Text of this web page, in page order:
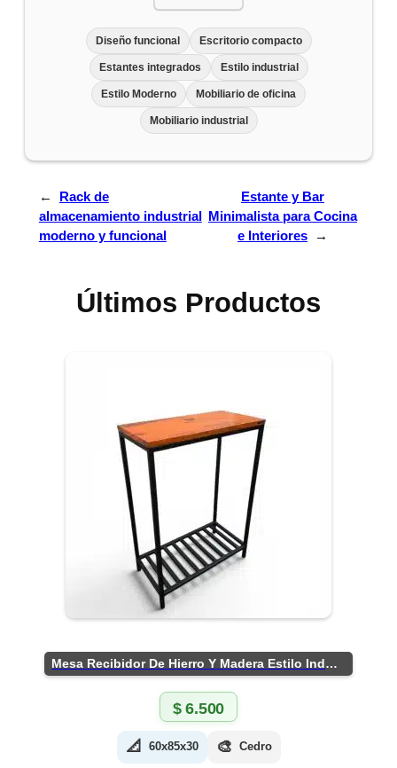
Diseño funcional Escritorio compacto
Estantes integrados Estilo industrial
Estilo Moderno Mobiliario de oficina
Mobiliario industrial
←
Rack de
almacenamiento industrial
moderno y funcional
Estante y Bar
Minimalista para Cocina
e Interiores
→
Últimos Productos
Mesa Recibidor De Hierro Y Madera Estilo Industrial
$6.500
📐 60x85x30 🎨 Cedro